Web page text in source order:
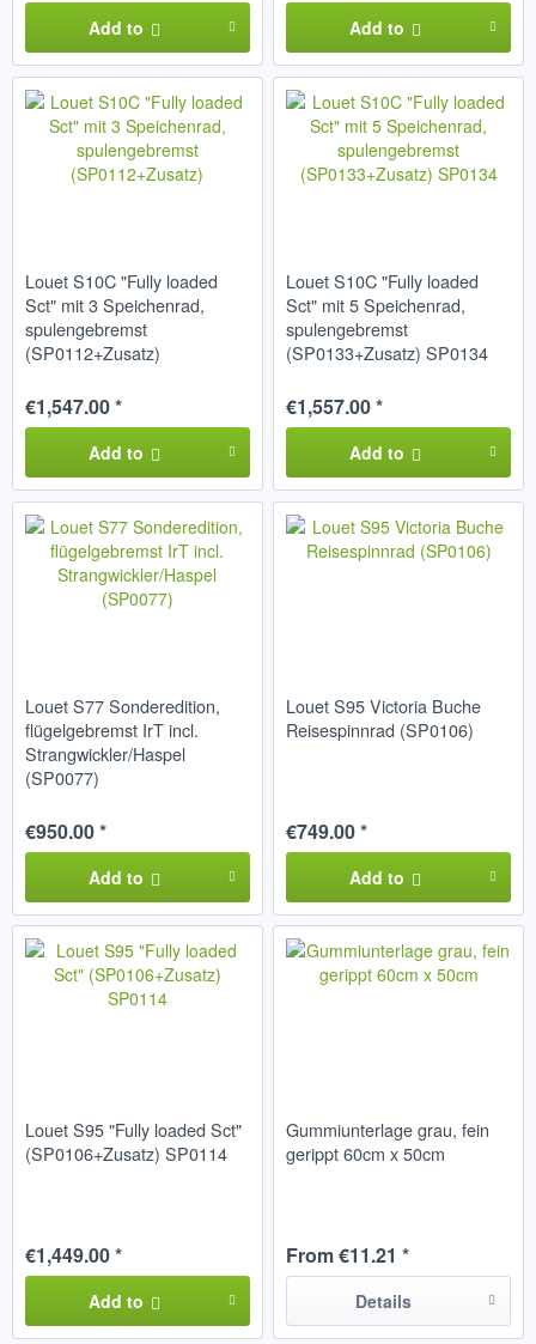
Add to Add to
Louet S10C "Fully loaded
Sct" mit 3 Speichenrad,
spulengebremst
(SP0112+Zusatz)
€1,547.00 *
Add to
Louet S10C "Fully loaded
Sct" mit 5 Speichenrad,
spulengebremst
(SP0133+Zusatz) SP0134
€1,557.00 *
Add to
Louet S77 Sonderedition,
flügelgebremst IrT incl.
Strangwickler/Haspel
(SP0077)
€950.00 *
Add to
Louet S95 Victoria Buche
Reisespinnrad (SP0106)
€749.00 *
Add to
Louet S95 "Fully loaded Sct"
(SP0106+Zusatz) SP0114
€1,449.00 *
Add to
Gummiunterlage grau, fein
gerippt 60cm x 50cm
From €11.21 *
Details